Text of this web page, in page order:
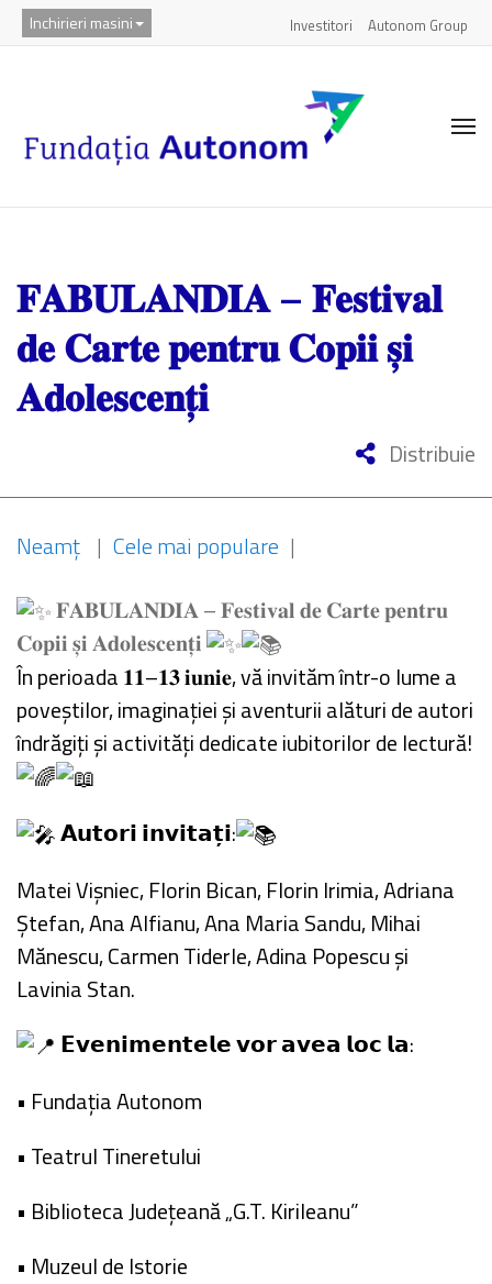
Inchirieri masini Investitori Autonom Group
𝐅𝐀𝐁𝐔𝐋𝐀𝐍𝐃𝐈𝐀 – 𝐅𝐞𝐬𝐭𝐢𝐯𝐚𝐥
𝐝𝐞 𝐂𝐚𝐫𝐭𝐞 𝐩𝐞𝐧𝐭𝐫𝐮 𝐂𝐨𝐩𝐢𝐢 𝐬̦𝐢
𝐀𝐝𝐨𝐥𝐞𝐬𝐜𝐞𝐧𝐭̦𝐢
Distribuie
Neamț | Cele mai populare |
𝐅𝐀𝐁𝐔𝐋𝐀𝐍𝐃𝐈𝐀 – 𝐅𝐞𝐬𝐭𝐢𝐯𝐚𝐥 𝐝𝐞 𝐂𝐚𝐫𝐭𝐞 𝐩𝐞𝐧𝐭𝐫𝐮
𝐂𝐨𝐩𝐢𝐢 𝐬̦𝐢 𝐀𝐝𝐨𝐥𝐞𝐬𝐜𝐞𝐧𝐭̦𝐢
În perioada 𝟏𝟏–𝟏𝟑 𝐢𝐮𝐧𝐢𝐞, vă invităm într-o lume a
poveștilor, imaginației și aventurii alături de autori
îndrăgiți și activități dedicate iubitorilor de lectură!
𝗔𝘂𝘁𝗼𝗿𝗶 𝗶𝗻𝘃𝗶𝘁𝗮𝘁̦𝗶:
Matei Vișniec, Florin Bican, Florin Irimia, Adriana
Ștefan, Ana Alfianu, Ana Maria Sandu, Mihai
Mănescu, Carmen Tiderle, Adina Popescu și
Lavinia Stan.
𝗘𝘃𝗲𝗻𝗶𝗺𝗲𝗻𝘁𝗲𝗹𝗲 𝘃𝗼𝗿 𝗮𝘃𝗲𝗮 𝗹𝗼𝗰 𝗹𝗮:
• Fundația Autonom
• Teatrul Tineretului
• Biblioteca Județeană „G.T. Kirileanu”
• Muzeul de Istorie